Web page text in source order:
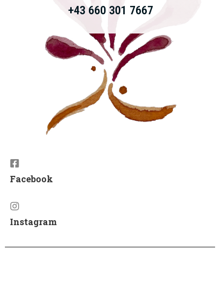
+43 660 301 7667
Facebook
Instagram